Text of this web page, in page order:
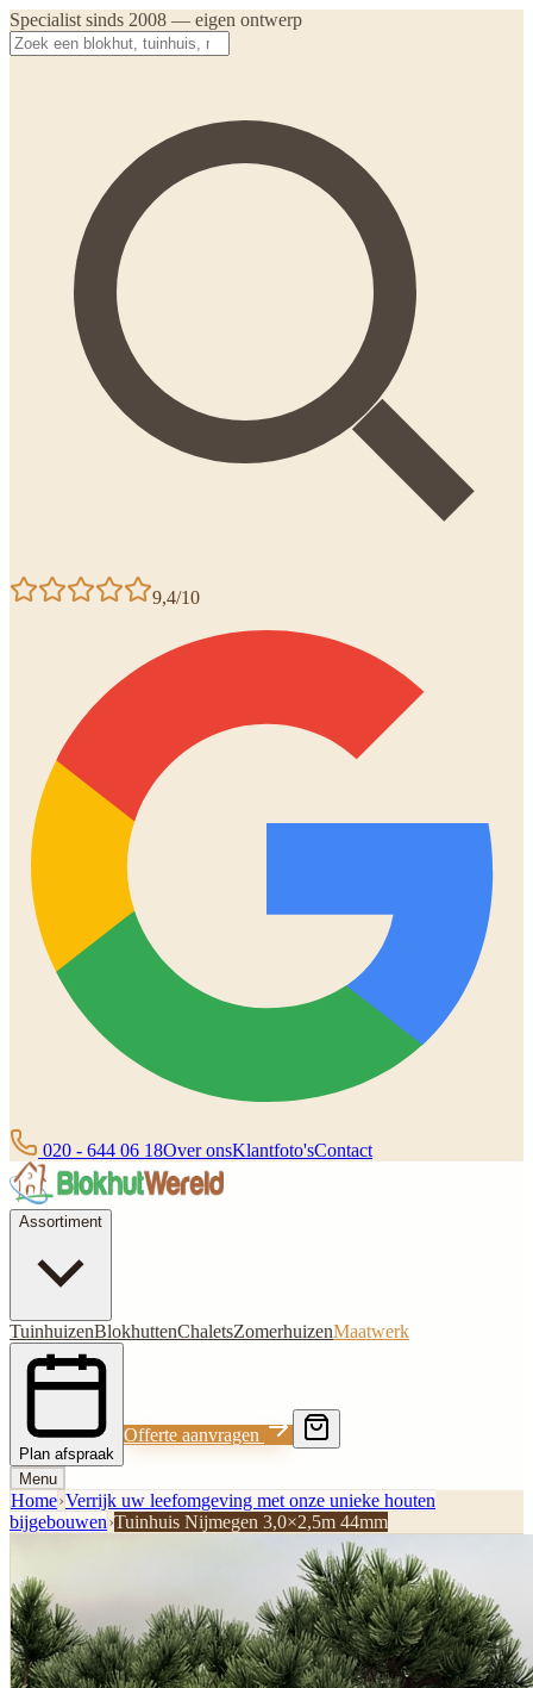
Specialist sinds 2008 — eigen ontwerp
9,4/10
020 - 644 06 18Over onsKlantfoto'sContact
Assortiment
TuinhuizenBlokhuttenChaletsZomerhuizenMaatwerk
Plan afspraak
Offerte aanvragen
Menu
Home›Verrijk uw leefomgeving met onze unieke houten
bijgebouwen›Tuinhuis Nijmegen 3,0×2,5m 44mm